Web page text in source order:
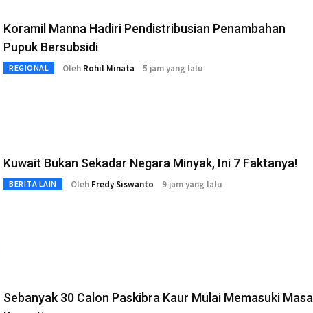
Koramil Manna Hadiri Pendistribusian Penambahan
Pupuk Bersubsidi
REGIONAL Oleh Rohil Minata 5 jam yang lalu
Kuwait Bukan Sekadar Negara Minyak, Ini 7 Faktanya!
BERITA LAIN Oleh Fredy Siswanto 9 jam yang lalu
Sebanyak 30 Calon Paskibra Kaur Mulai Memasuki Masa